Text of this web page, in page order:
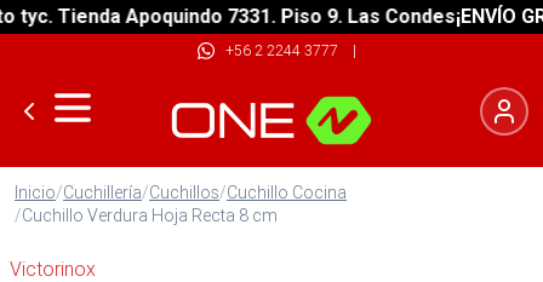
Tienda Apoquindo 7331. Piso 9. Las Condes¡ENVÍO
+56 2 2244 3777 |
Inicio/Cuchillería/Cuchillos/Cuchillo Cocina
/Cuchillo Verdura Hoja Recta 8 cm
Victorinox